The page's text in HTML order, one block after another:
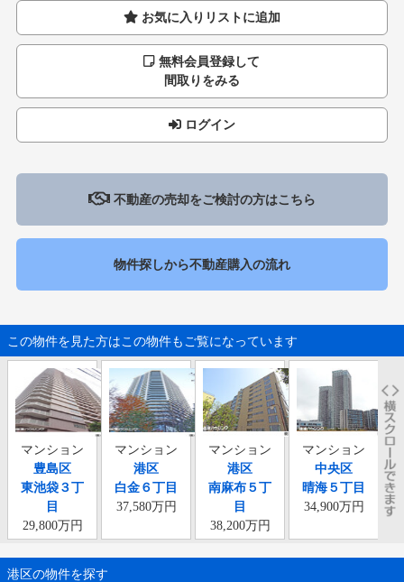
お気に入りリストに追加
無料会員登録して
間取りをみる
ログイン
不動産の売却をご検討の方はこちら
物件探しから不動産購入の流れ
この物件を見た方はこの物件もご覧になっています
マンション
豊島区
東池袋３丁
目
29,800万円
マンション
港区
白金６丁目
37,580万円
マンション
港区
南麻布５丁
目
38,200万円
マンション
中央区
晴海５丁目
34,900万円
港区の物件を探す